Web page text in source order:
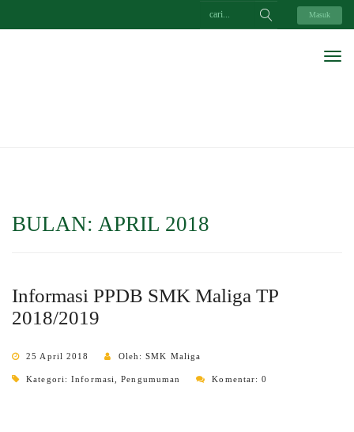
Masuk
BULAN: APRIL 2018
Informasi PPDB SMK Maliga TP
2018/2019
25 April 2018 Oleh: SMK Maliga
Kategori:Informasi ,Pengumuman Komentar: 0